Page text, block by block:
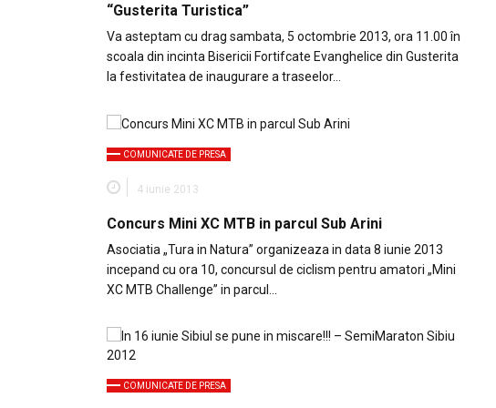
“Gusterita Turistica”
Va asteptam cu drag sambata, 5 octombrie 2013, ora 11.00 în
scoala din incinta Bisericii Fortifcate Evanghelice din Gusterita
la festivitatea de inaugurare a traseelor…
COMUNICATE DE PRESA
4 iunie 2013
Concurs Mini XC MTB in parcul Sub Arini
Asociatia „Tura in Natura” organizeaza in data 8 iunie 2013
incepand cu ora 10, concursul de ciclism pentru amatori „Mini
XC MTB Challenge” in parcul…
COMUNICATE DE PRESA